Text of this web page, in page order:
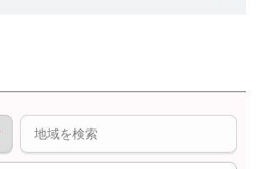
個人情報保護のため
プライバシーマークを取得しております